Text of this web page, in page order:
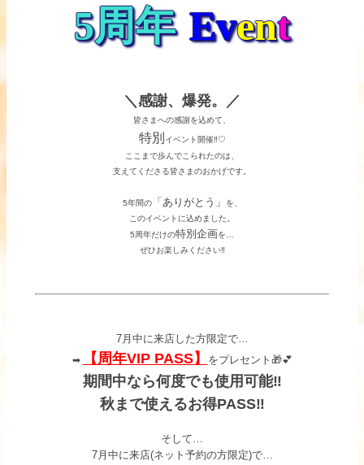
5周年 Event
＼感謝、爆発。／
皆さまへの感謝を込めて、
特別 イベント開催‼♡
ここまで歩んでこられたのは、
支えてくださる皆さまのおかげです。
5年間の「ありがとう」
を、
このイベントに込めました。
5周年だけの特別企画を…
ぜひお楽しみください‼
7月中に来店した方限定で…
➡ 【周年VIP PASS】 をプレセント🎁💕
期間中なら何度でも使用可能‼
秋まで使えるお得PASS‼
そして…
7月中に来店(ネット予約の方限定)で…